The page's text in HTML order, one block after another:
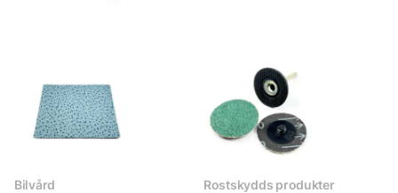
Bilvård
Rostskydds produkter